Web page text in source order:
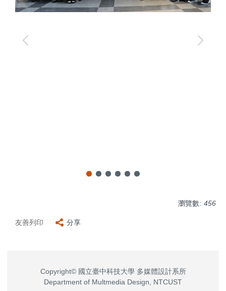
瀏覽數: 456
友善列印 分享
Copyright© 國立臺中科技大學 多媒體設計系所
Department of Multmedia Design, NTCUST